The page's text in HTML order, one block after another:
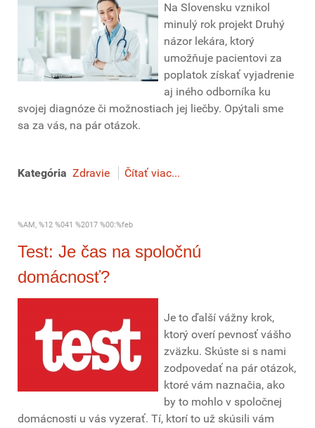
Na Slovensku vznikol
minulý rok projekt Druhý
názor lekára, ktorý
umožňuje pacientovi za
poplatok získať vyjadrenie
aj iného odborníka ku
svojej diagnóze či možnostiach jej liečby. Opýtali sme
sa za vás, na pár otázok.
Kategória Zdravie Čítať viac...
%AM, %12 %041 %2017 %00:%feb
Test: Je čas na spoločnú
domácnosť?
Je to ďalší vážny krok,
ktorý overí pevnosť vášho
zväzku. Skúste si s nami
zodpovedať na pár otázok,
ktoré vám naznačia, ako
by to mohlo v spoločnej
domácnosti u vás vyzerať. Tí, ktorí to už skúsili vám